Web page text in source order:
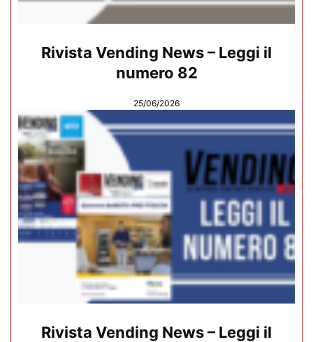
Rivista Vending News – Leggi il
numero 82
25/06/2026
Rivista Vending News – Leggi il